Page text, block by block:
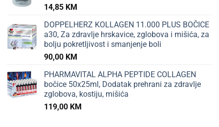
14,85 KM
DOPPELHERZ KOLLAGEN 11.000 PLUS BOČICE
a30, Za zdravlje hrskavice, zglobova i mišića, za
bolju pokretljivost i smanjenje boli
90,00 KM
PHARMAVITAL ALPHA PEPTIDE COLLAGEN
bočice 50x25ml, Dodatak prehrani za zdravlje
zglobova, kostiju, mišića
119,00 KM